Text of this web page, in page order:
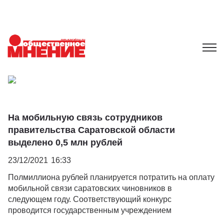
На мобильную связь сотрудников
правительства Саратовской области
выделено 0,5 млн рублей
23/12/2021 16:33
Полмиллиона рублей планируется потратить на оплату
мобильной связи саратовских чиновников в
следующем году. Соответствующий конкурс
проводится государственным учреждением